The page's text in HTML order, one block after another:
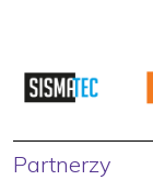
Partnerzy